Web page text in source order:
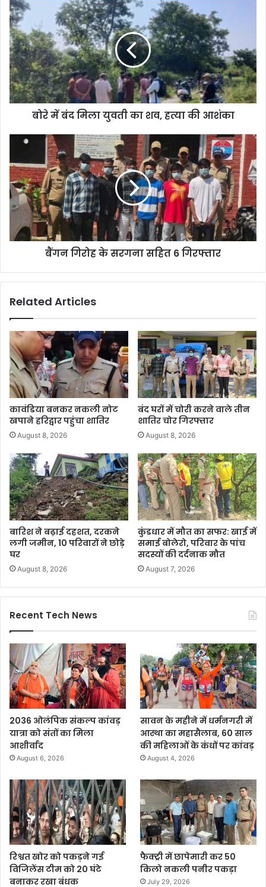
बोरे में बंद मिला युवती का शव, हत्या की आशंका
बैंगन गिरोह के सरगना सहित 6 गिरफ्तार
Related Articles
कावंडिया बनकर नकली नोट
खपाने हरिद्वार पहुंचा शातिर
August 8, 2026
बंद घरों में चोरी करने वाले तीन
शातिर चोर गिरफ्तार
August 8, 2026
बारिश ने बढ़ाई दहशत, दरकने
लगी जमीन, 10 परिवारों ने छोड़े
घर
August 8, 2026
कुंडधार में मौत का सफर: खाई में
समाई बोलेरो, परिवार के पांच
सदस्यों की दर्दनाक मौत
August 7, 2026
Recent Tech News
2036 ओलंपिक संकल्प कांवड़
यात्रा को संतों का मिला
आशीर्वाद
August 6, 2026
सावन के महीने में धर्मनगरी में
आस्था का महासैलाब, 60 साल
की महिलाओं के कंधों पर कांवड़
August 4, 2026
रिश्वत खोर को पकड़ने गई
विजिलेंस टीम को 20 घंटे
बनाकर रखा बंधक
फैक्ट्री में छापेमारी कर 50
किलो नकली पनीर पकड़ा
July 29, 2026